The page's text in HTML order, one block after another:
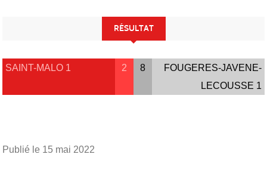
RÉSULTAT
SAINT-MALO 1 2 8
FOUGERES-JAVENE-
LECOUSSE 1
Publié le 15 mai 2022